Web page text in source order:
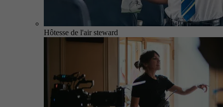
Hôtesse de l'air steward